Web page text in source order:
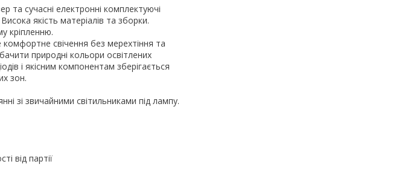
та сучасні електронні комплектуючі
якість матеріалів та зборки.
кріпленню.
свічення без мерехтіння та
природні кольори освітлених
і якісним компонентам зберігається
зон.
зі звичайними світильниками під лампу.
від партії